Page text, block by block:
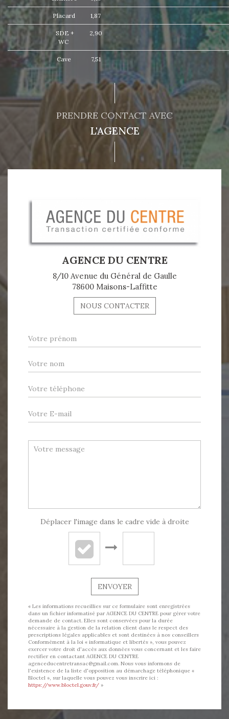
Placard 1,87
SDE +
WC
2,90
Cave 7,51
PRENDRE CONTACT AVEC
L'AGENCE
AGENCE DU CENTRE
8/10 Avenue du Général de Gaulle
78600 Maisons-Laffitte
NOUS CONTACTER
Déplacer l'image dans le cadre vide à droite
ENVOYER
« Les informations recueillies sur ce formulaire sont enregistrées
dans un fichier informatisé par AGENCE DU CENTRE pour gérer votre
demande de contact. Elles sont conservées pour la durée
nécessaire à la gestion de la relation client dans le respect des
prescriptions légales applicables et sont destinées à nos conseillers
Conformément à la loi « informatique et libertés », vous pouvez
exercer votre droit d'accès aux données vous concernant et les faire
rectifier en contactant AGENCE DU CENTRE
agenceducentretransac@gmail.com. Nous vous informons de
l'existence de la liste d'opposition au démarchage téléphonique «
Bloctel », sur laquelle vous pouvez vous inscrire ici :
https://www.bloctel.gouv.fr/ »